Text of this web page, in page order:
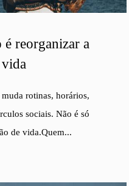
reorganizar a
rotinas, horários,
sociais. Não é só
de vida.Quem...